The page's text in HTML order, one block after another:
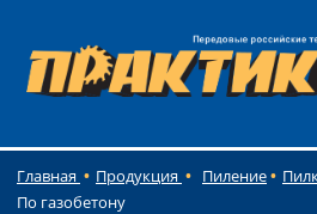
Главная Продукция Пиление
По газобетону